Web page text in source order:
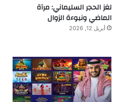
لغز الحجر السليماني: مرآة
الماضي ونبوءة الزوال
أبريل 12, 2026